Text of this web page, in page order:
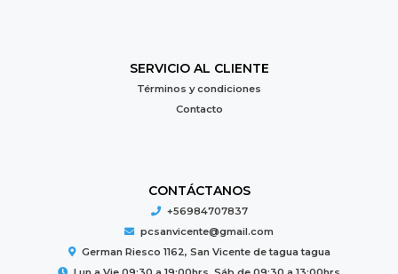
SERVICIO AL CLIENTE
Términos y condiciones
Contacto
CONTÁCTANOS
+56984707837
pcsanvicente@gmail.com
German Riesco 1162, San Vicente de tagua tagua